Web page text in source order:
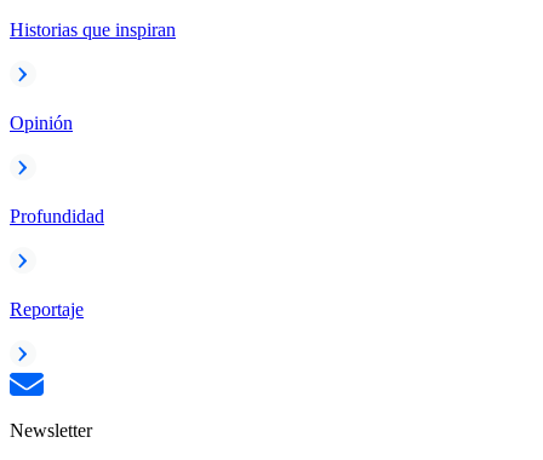
Historias que inspiran
Opinión
Profundidad
Reportaje
Newsletter